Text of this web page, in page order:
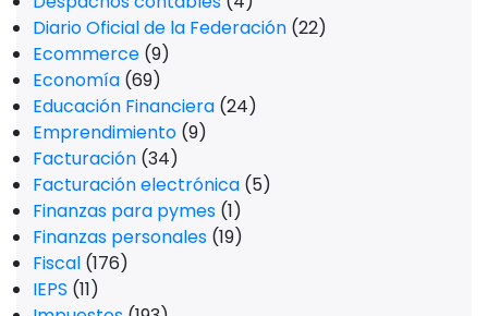
Diario Oficial de la Federación (22)
Ecommerce (9)
Economía (69)
Educación Financiera (24)
Emprendimiento (9)
Facturación (34)
Facturación electrónica (5)
Finanzas para pymes (1)
Finanzas personales (19)
Fiscal (176)
IEPS (11)